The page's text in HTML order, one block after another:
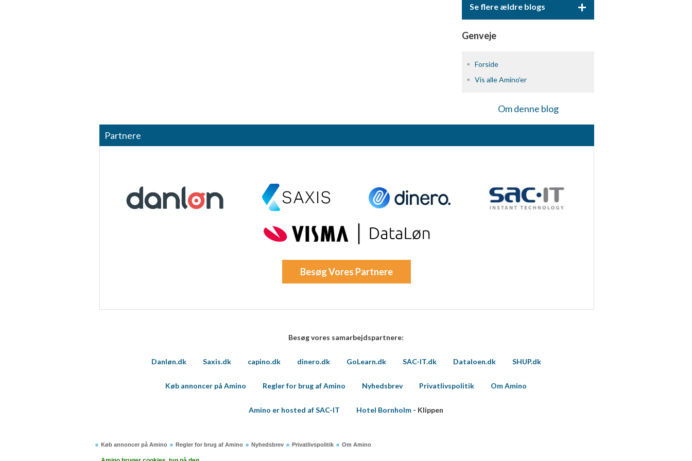
Se flere ældre blogs +
Genveje
Forside
Vis alle Amino'er
Om denne blog
Partnere
Besøg Vores Partnere
Besøg vores samarbejdspartnere:
Danløn.dk Saxis.dk capino.dk dinero.dk GoLearn.dk SAC-IT.dk Dataloen.dk SHUP.dk
Køb annoncer på Amino Regler for brug af Amino Nyhedsbrev Privatlivspolitik Om Amino
Amino er hosted af SAC-IT Hotel Bornholm - Klippen
Køb annoncer på Amino Regler for brug af Amino Nyhedsbrev Privatlivspolitik Om Amino